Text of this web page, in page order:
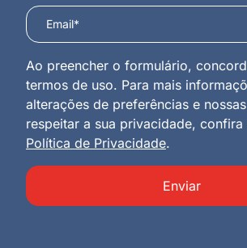
Ao preencher o formulário,
termos de uso. Para mais
alterações de preferências e
respeitar a sua privacidade, confira
Política de Privacidade.
Enviar